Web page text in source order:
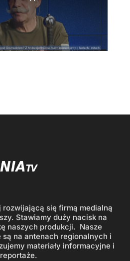
się firmą medialną
Stawiamy duży nacisk na
naszych produkcji. Nasze
są na antenach regionalnych i
materiały informacyjne i
reportaże.